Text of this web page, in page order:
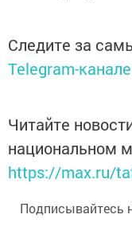
Следите за
Telegram-канале
Читайте
национальном
https://max.ru/
Подписывайтесь